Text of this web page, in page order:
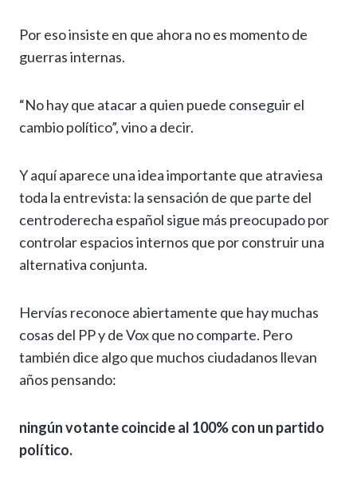
Por eso insiste en que ahora no es momento de
guerras internas.
“No hay que atacar a quien puede conseguir el
cambio político”, vino a decir.
Y aquí aparece una idea importante que atraviesa
toda la entrevista: la sensación de que parte del
centroderecha español sigue más preocupado por
controlar espacios internos que por construir una
alternativa conjunta.
Hervías reconoce abiertamente que hay muchas
cosas del PP y de Vox que no comparte. Pero
también dice algo que muchos ciudadanos llevan
años pensando:
ningún votante coincide al 100% con un partido
político.